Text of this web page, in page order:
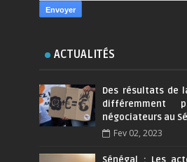
ACTUALITÉS
Des résultats de
différemment
négociateurs au
Fev 02, 2023